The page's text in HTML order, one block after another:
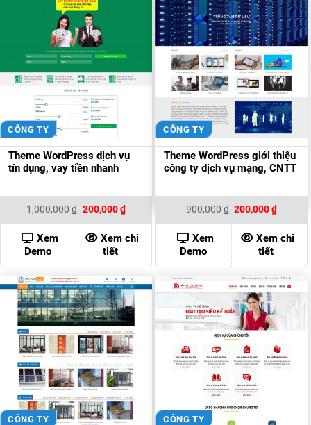
CÔNG TY
Theme WordPress dịch vụ
tín dụng, vay tiền nhanh
1,000,000₫ Giá
là:
1,000,000 ₫.
200,000₫Giá
hiện
tại
là:
200,000 ₫.
Xem
Demo
Xem chi
tiết
CÔNG TY
Theme WordPress giới thiệu
công ty dịch vụ mạng, CNTT
900,000₫ Giá
là:
900,000 ₫.
200,000₫Giá
hiện
tại
là:
Xem
Demo
Xem chi
tiết
CÔNG TY CÔNG TY